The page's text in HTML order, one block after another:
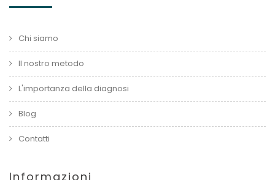
Chi siamo
Il nostro metodo
L'importanza della diagnosi
Blog
Contatti
Informazioni